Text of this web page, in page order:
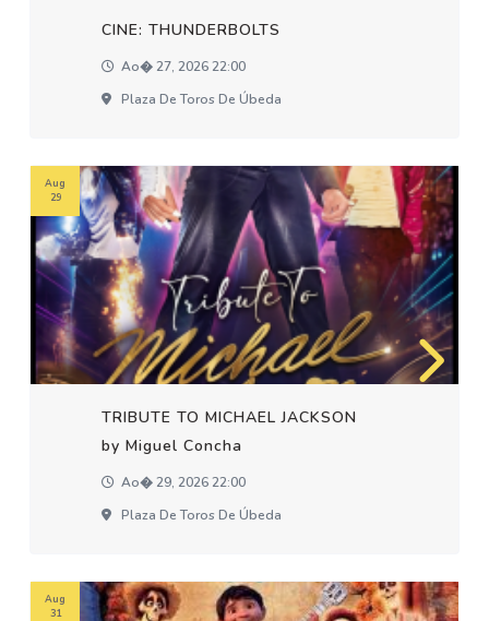
CINE: THUNDERBOLTS
Ao� 27, 2026 22:00
Plaza De Toros De Úbeda
TRIBUTE TO MICHAEL JACKSON
by Miguel Concha
Ao� 29, 2026 22:00
Plaza De Toros De Úbeda
Aug
29
Aug
31